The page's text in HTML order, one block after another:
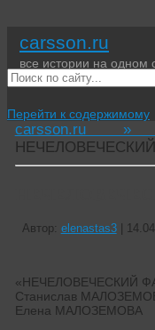
carsson.ru
все истории на одном
Перейти к содержимому
carsson.ru
Автор: elenastas3 |
«НЕЧЕЛОВЕЧЕСКИЙ
Cтанислав
Елена МАЛОЗЕМОВА